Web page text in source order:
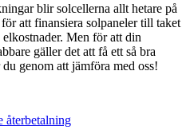
blir solcellerna allt hetare på
att finansiera solpaneler till taket
Men för att din
gäller det att få ett så bra
genom att jämföra med oss!
återbetalning